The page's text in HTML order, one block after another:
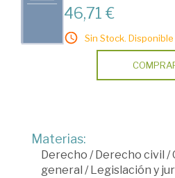
46,71 €
Sin Stock.
Materias:
Derecho / Derecho civil /
general / Legislación y